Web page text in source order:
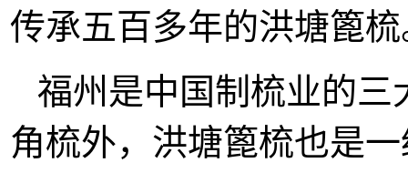
传承五百多年的洪塘篦
福州是中国制梳业的
角梳外，洪塘篦梳也是